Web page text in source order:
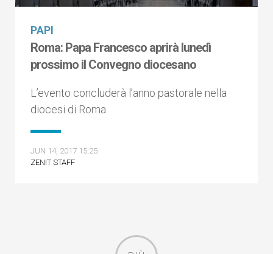
PAPI
Roma: Papa Francesco aprirà lunedì
prossimo il Convegno diocesano
L’evento concluderà l’anno pastorale nella
diocesi di Roma
JUN 14, 2017 15:25
ZENIT STAFF